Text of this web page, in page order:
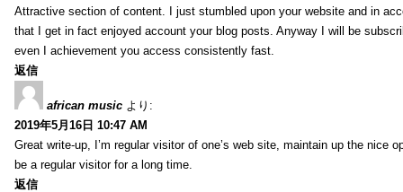
Attractive section of content. I just stumbled upon your website and in
that I get in fact enjoyed account your blog posts. Anyway I will be
even I achievement you access consistently fast.
返信
african music より:
2019年5月16日 10:47 AM
Great write-up, I’m regular visitor of one’s web site, maintain up the nice
be a regular visitor for a long time.
返信